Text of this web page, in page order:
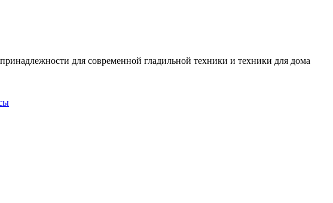
для современной гладильной техники и техники для дома